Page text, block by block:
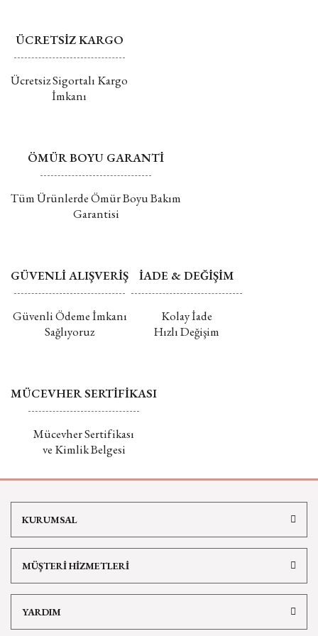
ÜCRETSİZ KARGO
Ücretsiz Sigortalı Kargo
İmkanı
ÖMÜR BOYU GARANTİ
Tüm Ürünlerde Ömür Boyu Bakım
Garantisi
GÜVENLİ ALIŞVERİŞ
Güvenli Ödeme İmkanı
Sağlıyoruz
İADE & DEĞİŞİM
Kolay İade
Hızlı Değişim
MÜCEVHER SERTİFİKASI
Mücevher Sertifikası
ve Kimlik Belgesi
KURUMSAL
MÜŞTERİ HİZMETLERİ
YARDIM